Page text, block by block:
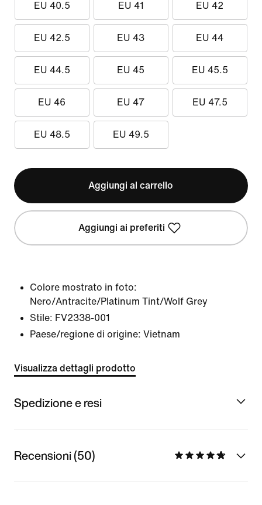
EU 40.5 EU 41 EU 42
EU 42.5 EU 43 EU 44
EU 44.5 EU 45 EU 45.5
EU 46 EU 47 EU 47.5
EU 48.5 EU 49.5
Aggiungi al carrello
Aggiungi ai preferiti
Colore mostrato in foto:
Nero/Antracite/Platinum Tint/Wolf Grey
Stile: FV2338-001
Paese/regione di origine: Vietnam
Visualizza dettagli prodotto
Spedizione e resi
Recensioni (50)